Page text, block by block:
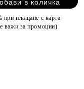
при плащане с карта
важи за промоции)